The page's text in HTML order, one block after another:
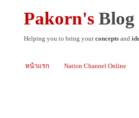
Pakorn's Blog
Helping you to bring yourconcepts and
หน้าแรก Nation Channel Online